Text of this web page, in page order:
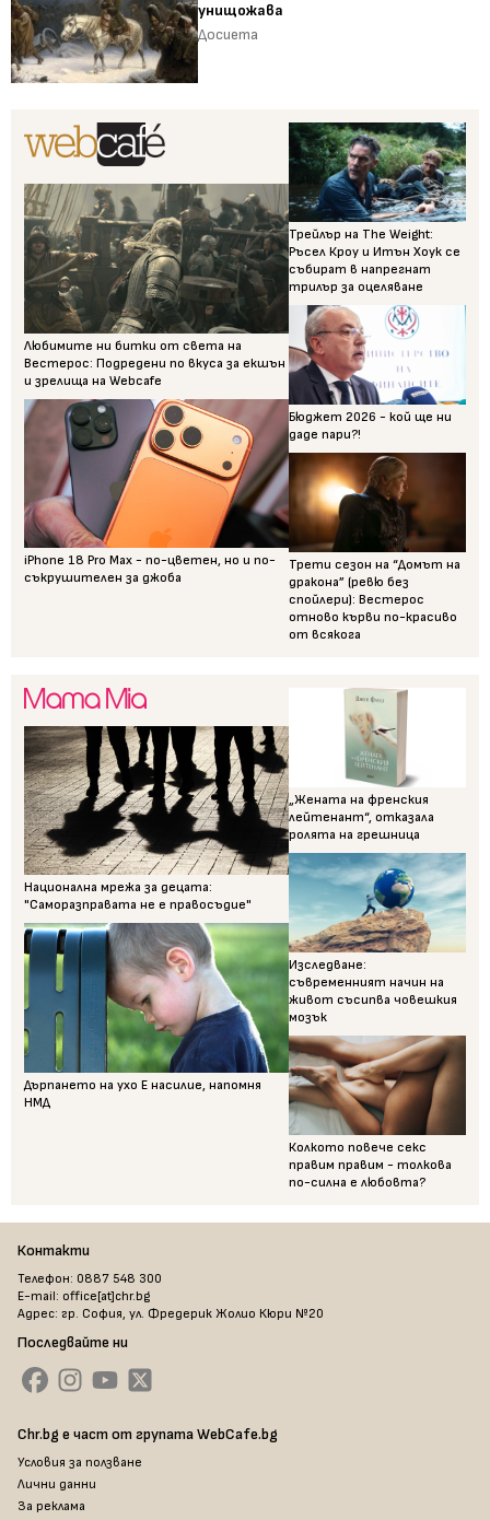
унищожава
Досиета
Любимите ни битки от света на
Вестерос: Подредени по вкуса за екшън
и зрелища на Webcafe
iPhone 18 Pro Max - по-цветен, но и по-
съкрушителен за джоба
Трейлър на The Weight:
Ръсел Кроу и Итън Хоук се
събират в напрегнат
трилър за оцеляване
Бюджет 2026 - кой ще ни
даде пари?!
Трети сезон на “Домът на
дракона” (ревю без
спойлери): Вестерос
отново кърви по-красиво
от всякога
Национална мрежа за децата:
"Саморазправата не е правосъдие"
Дърпането на ухо Е насилие, напомня
НМД
„Жената на френския
лейтенант“, отказала
ролята на грешница
Изследване:
съвременният начин на
живот съсипва човешкия
мозък
Колкото повече секс
правим правим - толкова
по-силна е любовта?
Контакти
Телефон: 0887 548 300
E-mail: office[at]chr.bg
Адрес: гр. София, ул. Фредерик Жолио Кюри №20
Последвайте ни
Chr.bg е част от групата WebCafe.bg
Условия за ползване
Лични данни
За реклама